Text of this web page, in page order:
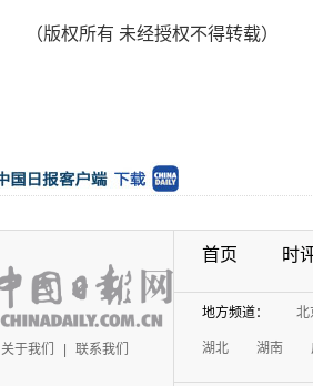
（版权所有 未经授权不得转载）
关于我们 | 联系我们
首页 时
地方频道： 北
湖北 湖南